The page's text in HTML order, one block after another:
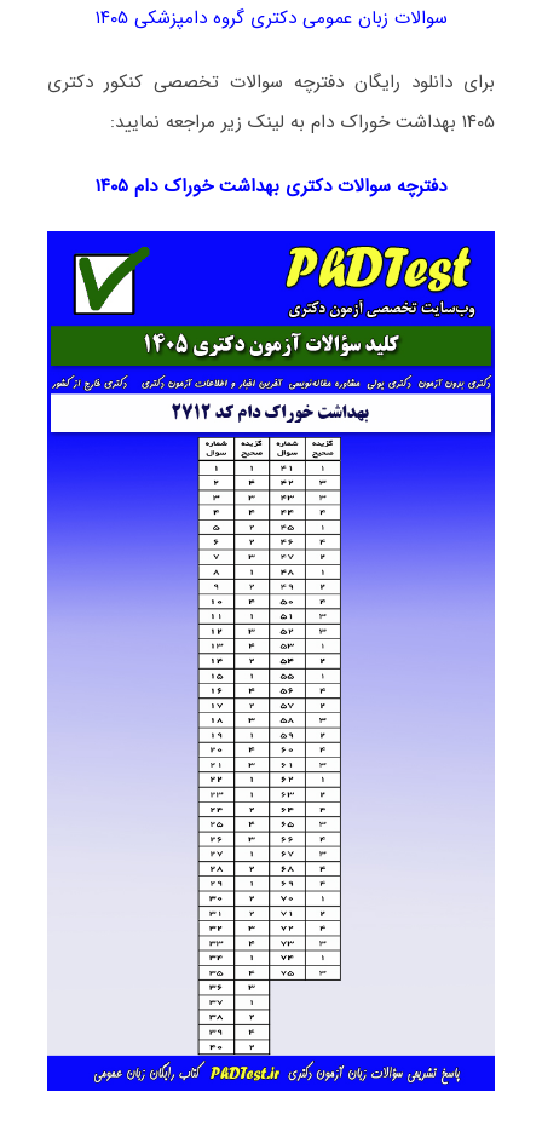
سوالات زبان عمومی دکتری گروه دامپزشکی ۱۴۰۵
برای دانلود رایگان دفترچه سوالات تخصصی کنکور دکتری
۱۴۰۵ بهداشت خوراک دام به لینک زیر مراجعه نمایید:
دفترچه سوالات دکتری بهداشت خوراک دام ۱۴۰۵